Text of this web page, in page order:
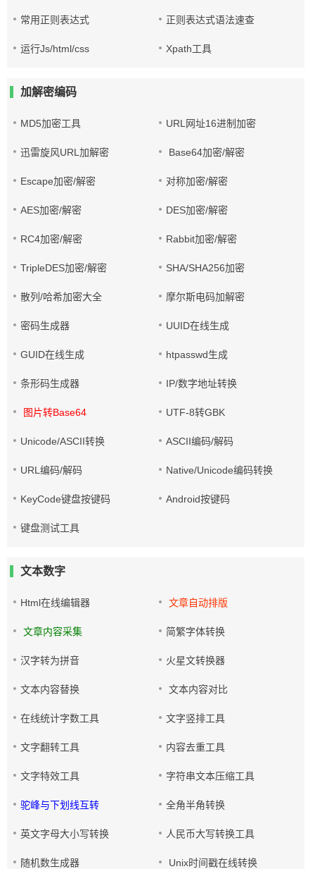
常用正则表达式 正则表达式语法速查
运行Js/html/css Xpath工具
加解密编码
MD5加密工具 URL网址16进制加密
迅雷旋风URL加解密 Base64加密/解密
Escape加密/解密 对称加密/解密
AES加密/解密 DES加密/解密
RC4加密/解密 Rabbit加密/解密
TripleDES加密/解密 SHA/SHA256加密
散列/哈希加密大全 摩尔斯电码加解密
密码生成器 UUID在线生成
GUID在线生成 htpasswd生成
条形码生成器 IP/数字地址转换
图片转Base64 UTF-8转GBK
Unicode/ASCII转换 ASCII编码/解码
URL编码/解码 Native/Unicode编码转换
KeyCode键盘按键码 Android按键码
键盘测试工具
文本数字
Html在线编辑器 文章自动排版
文章内容采集 简繁字体转换
汉字转为拼音 火星文转换器
文本内容替换 文本内容对比
在线统计字数工具 文字竖排工具
文字翻转工具 内容去重工具
文字特效工具 字符串文本压缩工具
驼峰与下划线互转 全角半角转换
英文字母大小写转换 人民币大写转换工具
随机数生成器 Unix时间戳在线转换